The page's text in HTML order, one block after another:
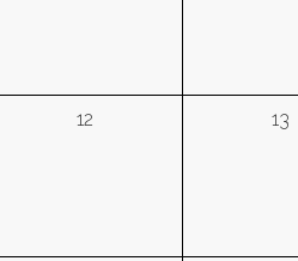
12 13